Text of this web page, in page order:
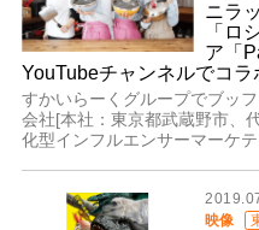
ニラ
「ロ
ア「
YouTubeチャンネルでコラ
すかいらーくグループでブッ
会社[本社：東京都武蔵野市、
化型インフルエンサーマーケ
映像